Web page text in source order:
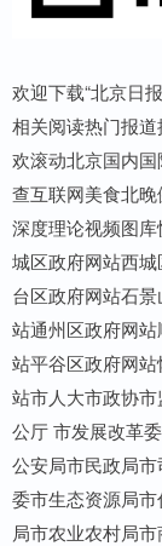
欢迎下载“北京日
相关阅读热门报
欢滚动北京国内
查互联网美食北
深度理论视频图
城区政府网站西
台区政府网站石
站通州区政府网
站平谷区政府网
站市人大市政协
公厅 市发展改革
公安局市民政局
委市生态资源局
局市农业农村局